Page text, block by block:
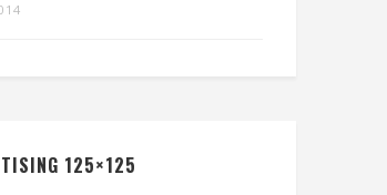
125×125